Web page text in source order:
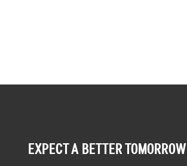
EXPECT A BETTER TOMORROW